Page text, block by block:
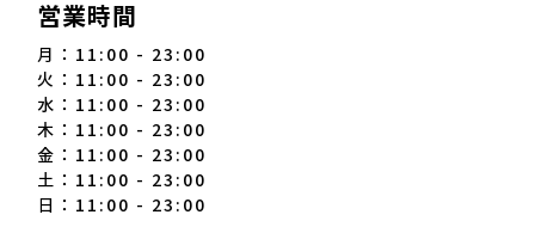
営業時間
月：11:00 - 23:00
火：11:00 - 23:00
水：11:00 - 23:00
木：11:00 - 23:00
金：11:00 - 23:00
土：11:00 - 23:00
日：11:00 - 23:00